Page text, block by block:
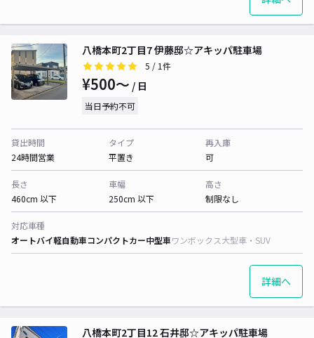
八橋本町2丁目7 伊藤邸☆アキッパ駐車場
5 / 1件
¥500〜 / 日
当日予約不可
貸出時間
24時間営業
タイプ
平置き
再入庫
可
長さ
460cm 以下
車幅
250cm 以下
高さ
制限なし
対応車種
オートバイ軽自動車コンパクトカー中型車ワンボックス大型車・SUV
詳細へ
八橋本町2丁目12 石井邸☆アキッパ駐車場